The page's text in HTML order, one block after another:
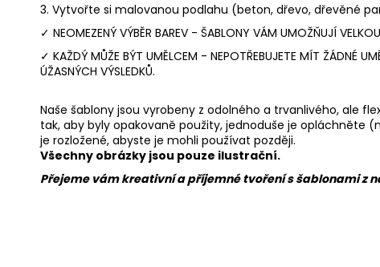
3. Vytvořte si malovanou podlahu (beton, dřevo, dřevěné
✓ NEOMEZENÝ VÝBĚR BAREV - ŠABLONY VÁM UMOŽŇUJÍ VELKOU
✓ KAŽDÝ MŮŽE BÝT UMĚLCEM - NEPOTŘEBUJETE MÍT ŽÁDNÉ
ÚŽASNÝCH VÝSLEDKŮ.
Naše šablony jsou vyrobeny z odolného a trvanlivého, ale
tak, aby byly opakovaně použity, jednoduše je opláchněte
je rozložené, abyste je mohli používat později.
Všechny obrázky jsou pouze ilustrační.
Přejeme vám kreativní a příjemné tvoření s šablonami z